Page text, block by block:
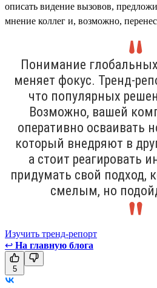
описать видение вызовов,
мнение коллег и, возможно,
Понимание
меняет фокус. Тренд-
что популярных
Возможно, вашей
оперативно осваивать
который внедряют в
а стоит реагировать
придумать свой подход,
смелым, но
Изучить тренд-репорт
↩ На главную блога
5